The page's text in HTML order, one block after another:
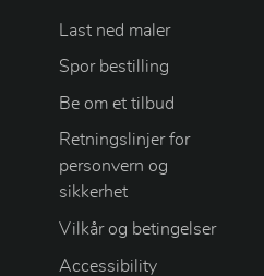
Last ned maler
Spor bestilling
Be om et tilbud
Retningslinjer for
personvern og
sikkerhet
Vilkår og betingelser
Accessibility